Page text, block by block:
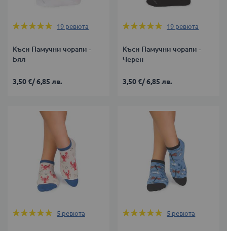
Оценка:
19 ревюта
Къси Памучни чорапи -
Бял
3,50 €/6,85 лв.
Оценка:
19 ревюта
Къси Памучни чорапи -
Черен
3,50 €/6,85 лв.
Оценка:
5 ревюта
Оценка:
5 ревюта